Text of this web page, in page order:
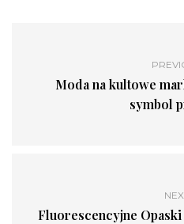
Moda na kultowe
symbol
Fluorescencyjne